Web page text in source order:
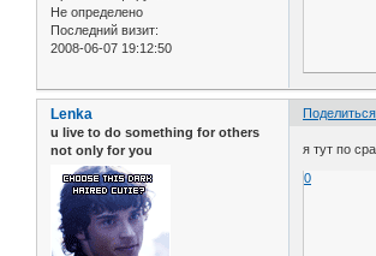
Не определено
Последний визит:
2008-06-07 19:12:50
Поделиться
Lenka
u live to do something for others
not only for you
я тут по
0